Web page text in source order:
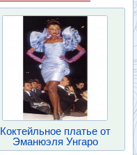
Коктейльное платье от
Эманюэля Унгаро